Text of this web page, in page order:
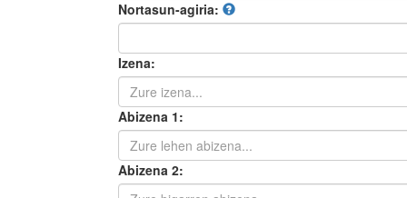
Nortasun-agiria:
Izena:
Abizena 1:
Abizena 2: